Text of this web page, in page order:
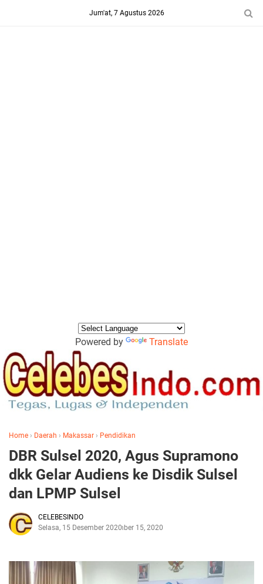
Jum'at, 7 Agustus 2026
Powered by Translate
Home › Daerah › Makassar › Pendidikan
DBR Sulsel 2020, Agus Supramono
dkk Gelar Audiens ke Disdik Sulsel
dan LPMP Sulsel
CELEBESINDO
Selasa, 15 Desember 2020Desember 15, 2020